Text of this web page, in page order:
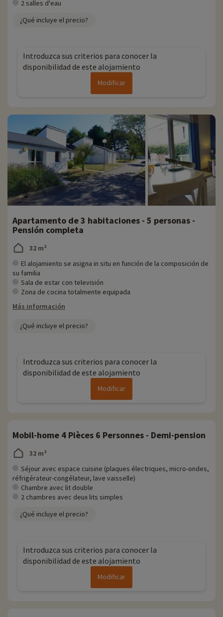
2 salles d'eau
¿Qué incluye el precio?
Introduzca sus criterios para conocer la
disponibilidad de este alojamiento
Modificar
Apartamento de 3 habitaciones - 5 personas -
Pensión completa
32 m²
El alojamiento se asigna in situ en función de la composición de
su familia
Sala de estar con televisión
Zona de cocina totalmente equipada
Más información
¿Qué incluye el precio?
Introduzca sus criterios para conocer la
disponibilidad de este alojamiento
Modificar
Mobil-home 4 Pièces 6 Personnes - Demi-pension
32 m²
Séjour avec espace cuisine (plaques électriques, micro-ondes,
réfrigérateur-congélateur, lave vaisselle)
Chambre avec lit double
2 chambres avec deux lits simples
¿Qué incluye el precio?
Introduzca sus criterios para conocer la
disponibilidad de este alojamiento
Modificar